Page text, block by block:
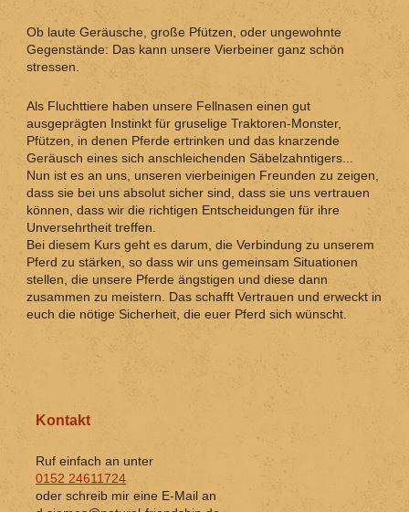
Ob laute Geräusche, große Pfützen, oder ungewohnte
Gegenstände: Das kann unsere Vierbeiner ganz schön
stressen.
Als Fluchttiere haben unsere Fellnasen einen gut
ausgeprägten Instinkt für gruselige Traktoren-Monster,
Pfützen, in denen Pferde ertrinken und das knarzende
Geräusch eines sich anschleichenden Säbelzahntigers...
Nun ist es an uns, unseren vierbeinigen Freunden zu zeigen,
dass sie bei uns absolut sicher sind, dass sie uns vertrauen
können, dass wir die richtigen Entscheidungen für ihre
Unversehrtheit treffen.
Bei diesem Kurs geht es darum, die Verbindung zu unserem
Pferd zu stärken, so dass wir uns gemeinsam Situationen
stellen, die unsere Pferde ängstigen und diese dann
zusammen zu meistern. Das schafft Vertrauen und erweckt in
euch die nötige Sicherheit, die euer Pferd sich wünscht.
Kontakt
Ruf einfach an unter
0152 24611724
oder schreib mir eine E-Mail an